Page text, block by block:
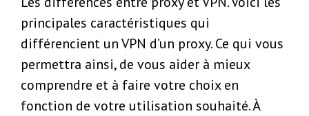
principales caractéristiques qui
différencient un VPN d’un proxy. Ce qui vous
permettra ainsi, de vous aider à mieux
comprendre et à faire votre choix en
fonction de votre utilisation souhaité. À